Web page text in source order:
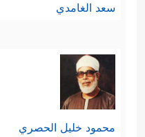
سعد الغامدي
محمود خليل الحصري